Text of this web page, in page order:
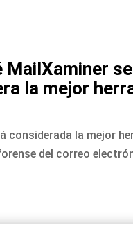
MailXaminer se
la mejor
considerada la mejor
del correo